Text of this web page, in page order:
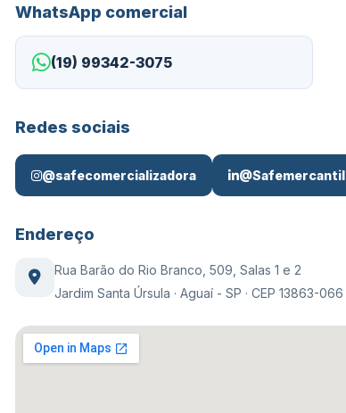
WhatsApp comercial
(19) 99342-3075
Redes sociais
@safecomercializadora @Safemercantil
Endereço
Rua Barão do Rio Branco, 509, Salas 1 e 2
Jardim Santa Úrsula · Aguaí - SP · CEP 13863-066